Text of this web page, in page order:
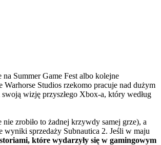
Summer Game Fest albo kolejne
Warhorse Studios rzekomo pracuje nad dużym
wizję przyszłego Xbox-a, który według
zrobiło to żadnej krzywdy samej grze), a
sprzedaży Subnautica 2. Jeśli w maju
które wydarzyły się w gamingowym